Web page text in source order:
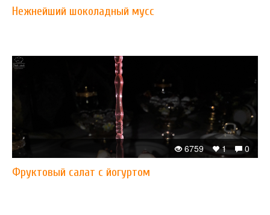
Нежнейший шоколадный мусс
0
1
6759
Фруктовый салат с йогуртом